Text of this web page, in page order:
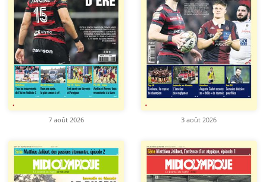
7 août 2026 3 août 2026